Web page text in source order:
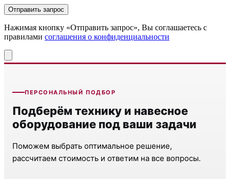
Нажимая кнопку «Отправить запрос», Вы соглашаетесь c
правилами соглашения о конфиденциальности
ПЕРСОНАЛЬНЫЙ ПОДБОР
Подберём технику и навесное
оборудование под ваши задачи
Поможем выбрать оптимальное решение,
рассчитаем стоимость и ответим на все вопросы.